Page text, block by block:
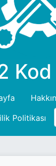
Politikası